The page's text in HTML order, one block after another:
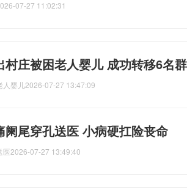
07-27 11:02:31
村庄被困老人婴儿 成功转移6名
人婴儿2026-07-27 13:47:09
阑尾穿孔送医 小病硬扛险丧命
医2026-07-27 13:49:40